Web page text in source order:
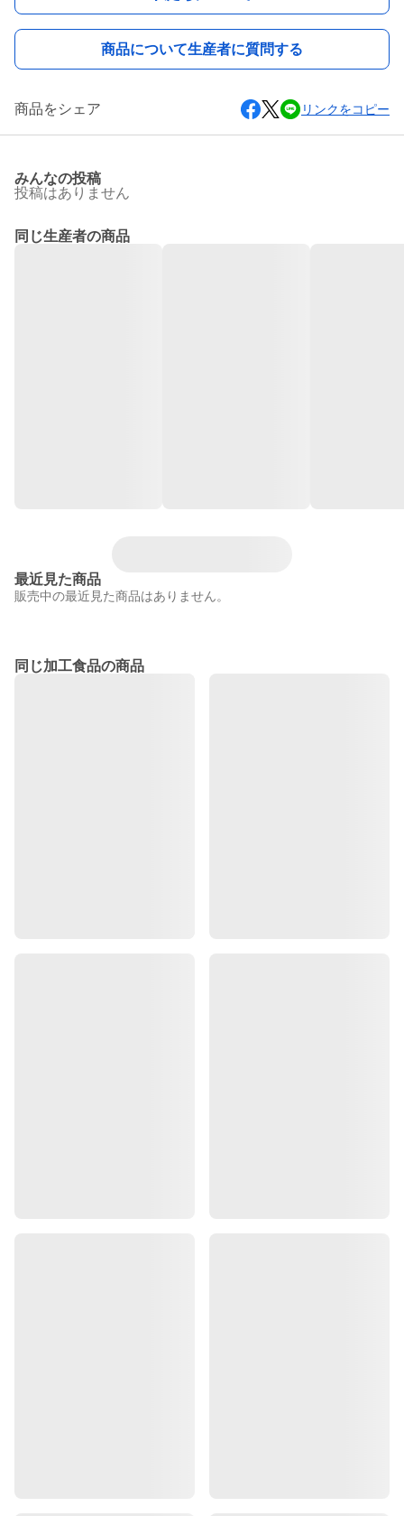
商品について生産者に質問する
商品をシェア リンクをコピー
みんなの投稿
投稿はありません
同じ生産者の商品
最近見た商品
販売中の最近見た商品はありません。
同じ加工食品の商品